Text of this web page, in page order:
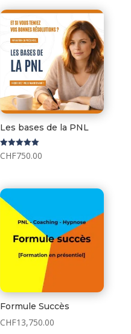
Les bases de la PNL
Note
5.00
CHF750.00
Formule Succès
CHF13,750.00